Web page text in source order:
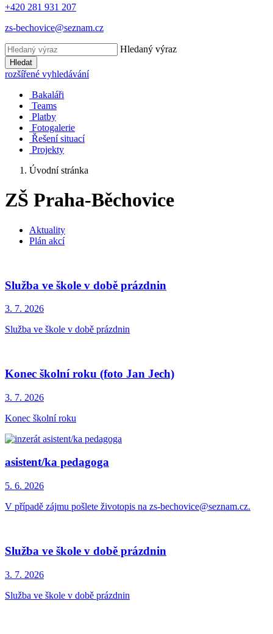
+420 281 931 207
zs-bechovice@seznam.cz
Hledaný výraz
Hledat
rozšířené vyhledávání
Bakaláři
Teams
Platby
Fotogalerie
Řešení situací
Projekty
Úvodní stránka
ZŠ Praha-Běchovice
Aktuality
Plán akcí
Služba ve škole v době prázdnin
3. 7. 2026
Služba ve škole v době prázdnin
Konec školní roku (foto Jan Jech)
3. 7. 2026
Konec školní roku
asistent/ka pedagoga
5. 6. 2026
V případě zájmu pošlete životopis na zs-bechovice@seznam.cz.
Služba ve škole v době prázdnin
3. 7. 2026
Služba ve škole v době prázdnin